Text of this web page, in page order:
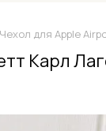
Чехол для Apple
Карл